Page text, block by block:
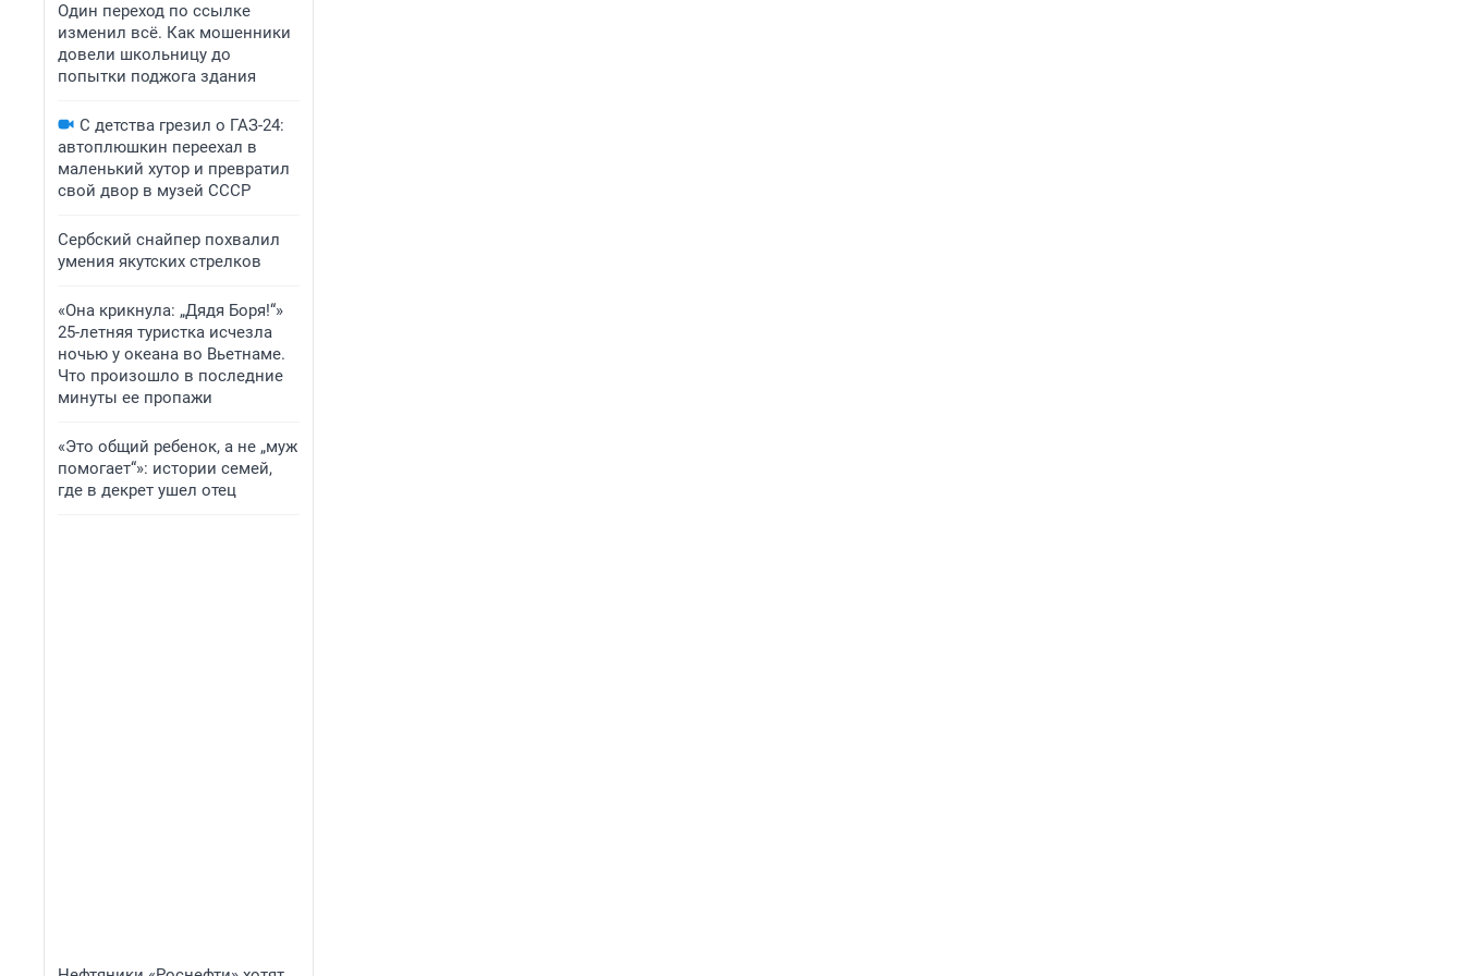
Один переход по ссылке
изменил всё. Как мошенники
довели школьницу до
попытки поджога здания
С детства грезил о ГАЗ-24:
автоплюшкин переехал в
маленький хутор и превратил
свой двор в музей СССР
Сербский снайпер похвалил
умения якутских стрелков
«Она крикнула: „Дядя Боря!“»
25-летняя туристка исчезла
ночью у океана во Вьетнаме.
Что произошло в последние
минуты ее пропажи
«Это общий ребенок, а не „муж
помогает“»: истории семей,
где в декрет ушел отец